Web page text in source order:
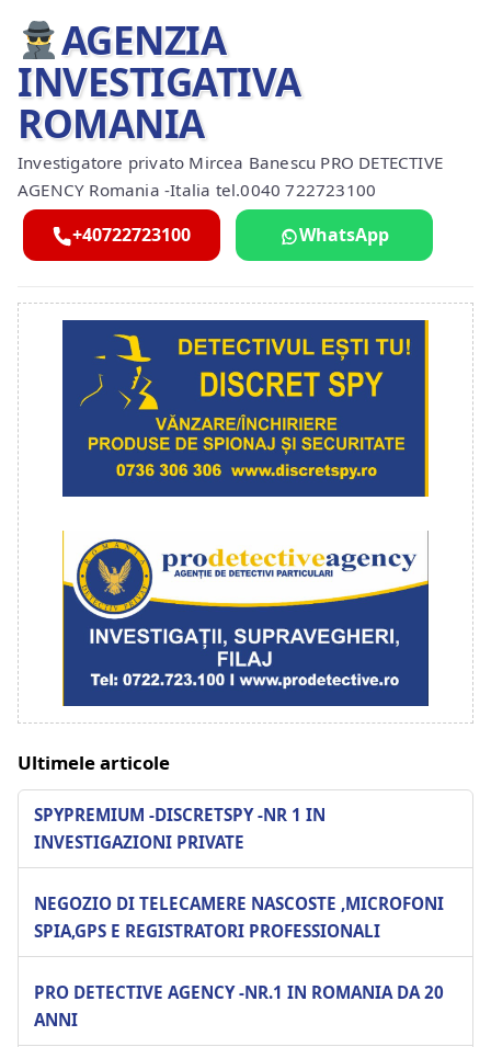
AGENZIA
INVESTIGATIVA
ROMANIA
Investigatore privato Mircea Banescu PRO DETECTIVE
AGENCY Romania -Italia tel.0040 722723100
+40722723100 WhatsApp
Ultimele articole
SPYPREMIUM -DISCRETSPY -NR 1 IN
INVESTIGAZIONI PRIVATE
NEGOZIO DI TELECAMERE NASCOSTE ,MICROFONI
SPIA,GPS E REGISTRATORI PROFESSIONALI
PRO DETECTIVE AGENCY -NR.1 IN ROMANIA DA 20
ANNI